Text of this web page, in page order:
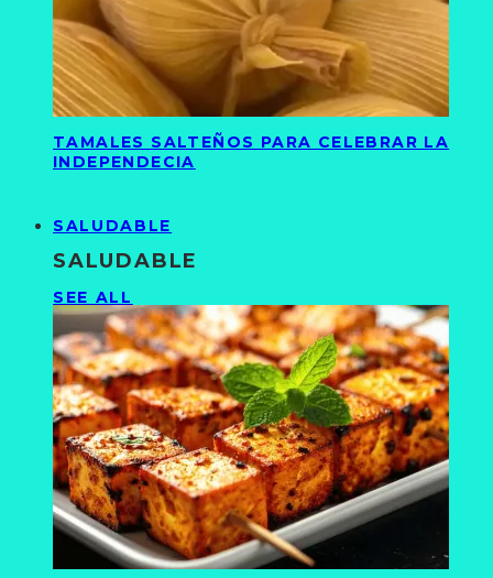
TAMALES SALTEÑOS PARA CELEBRAR LA
INDEPENDECIA
SALUDABLE
SALUDABLE
SEE ALL